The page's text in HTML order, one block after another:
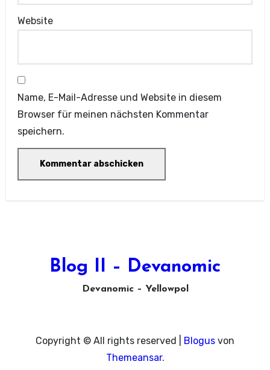
Website
Name, E-Mail-Adresse und Website in diesem
Browser für meinen nächsten Kommentar
speichern.
Blog II – Devanomic
Devanomic – Yellowpol
Copyright © All rights reserved Blogus von
Themeansar.